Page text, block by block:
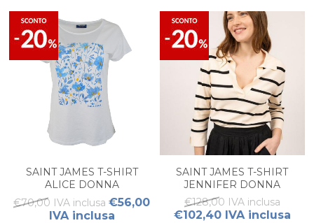
SAINT JAMES T-SHIRT
ALICE DONNA
€70,00 IVA inclusa €56,00
IVA inclusa
SAINT JAMES T-SHIRT
JENNIFER DONNA
€128,00 IVA inclusa
€102,40 IVA inclusa